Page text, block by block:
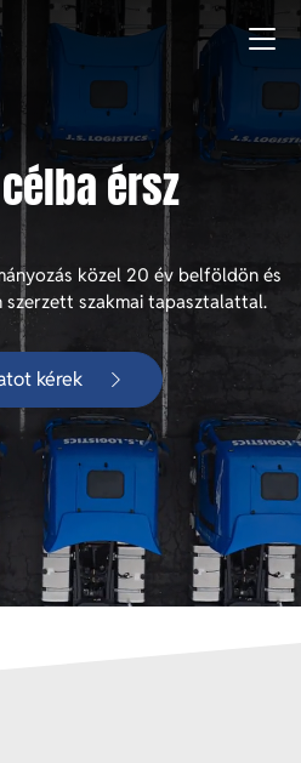
érsz
közel 20 év belföldön és
szerzett szakmai tapasztalattal.
kérek